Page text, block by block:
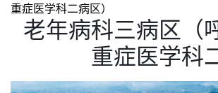
重症医学科二病区）
老年病科三病区（
重症医学科